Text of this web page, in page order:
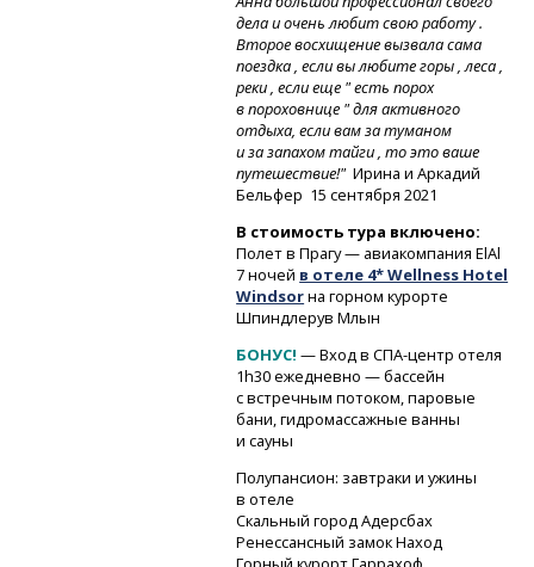
дела и очень любит свою работу .
Второе восхищение вызвала сама
поездка , если вы любите горы , леса ,
реки , если еще " есть порох
в пороховнице " для активного
отдыха, если вам за туманом
и за запахом тайги , то это ваше
путешествие!" Ирина и Аркадий
Бельфер 15 сентября 2021
В стоимость тура включено:
Полет в Прагу — авиакомпания ElAl
7 ночей в отеле 4* Wellness Hotel
Windsorна горном курорте
Шпиндлерув Млын
БОНУС! — Входв СПА-центр отеля
1h30 ежедневно — бассейн
с встречным потоком, паровые
бани, гидромассажные ванны
и сауны
Полупансион: завтраки и ужины
в отеле
Скальный город Адерс­бах
Ренессансный замок Наход